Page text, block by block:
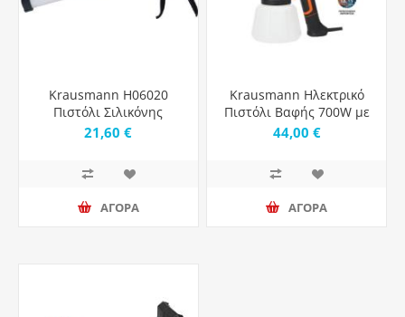
Krausmann H06020
Πιστόλι Σιλικόνης
Κλειστού Τύπου 600ml
21,60 €
ΑΓΟΡΑ
Krausmann Ηλεκτρικό
Πιστόλι Βαφής 700W με
Δοχείο 1lt
44,00 €
ΑΓΟΡΑ